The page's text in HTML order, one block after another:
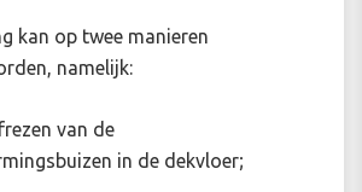
kan op twee manieren
namelijk:
van de
in de dekvloer;